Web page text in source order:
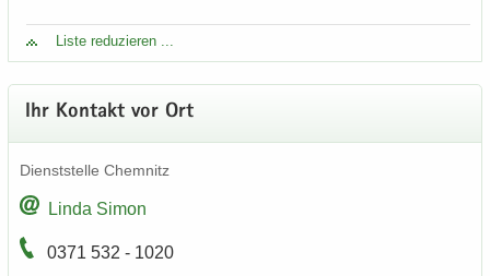
Liste re­du­zie­ren ...
Ihr Kon­takt vor Ort
Dienst­stel­le Chem­nitz
Linda Simon
0371 532 - 1020